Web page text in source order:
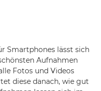
Smartphones lässt sich
Aufnahmen
Fotos und Videos
diese danach, wie gut